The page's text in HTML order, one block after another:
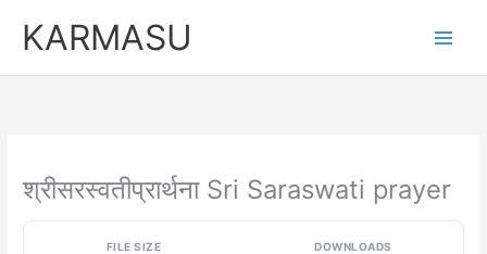
KARMASU
श्रीसरस्वतीप्रार्थना Sri Saraswati prayer
FILE SIZE DOWNLOADS